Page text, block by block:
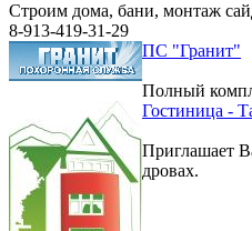
Строим дома, бани, монтаж
8-913-419-31-29
ПС "Гранит"
Полный
Гостиница -
Приглашает
дровах.